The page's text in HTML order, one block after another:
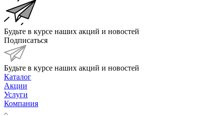
Будьте в курсе наших акций и новостей
Подписаться
Будьте в курсе наших акций и новостей
Каталог
Акции
Услуги
Компания